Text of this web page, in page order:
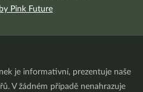
Pink Future
je informativní, prezentuje naše
V žádném případě nenahrazuje